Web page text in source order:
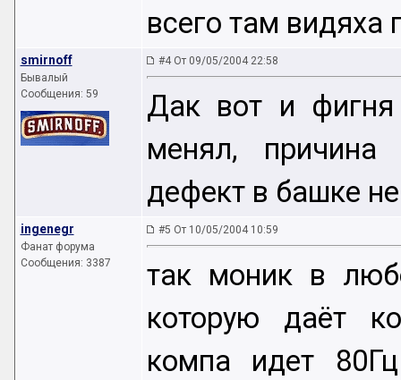
всего там видяха
smirnoff
Бывалый
Сообщения: 59
#4 От 09/05/2004 22:58
Дак вот и
менял, причина
дефект в башке не
ingenegr
Фанат форума
Сообщения: 3387
#5 От 10/05/2004 10:59
так моник в
которую даёт
компа идет